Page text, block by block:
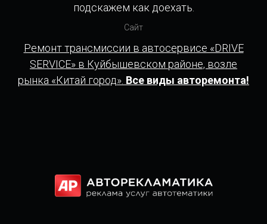
подскажем как доехать.
Сайт
Ремонт трансмиссии в автосервисе «DRIVE
SERVICE» в Куйбышевском районе, возле
рынка «Китай город». Все виды авторемонта!